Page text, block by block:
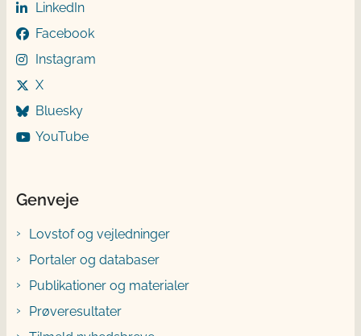
LinkedIn
Facebook
Instagram
X
Bluesky
YouTube
Genveje
Lovstof og vejledninger
Portaler og databaser
Publikationer og materialer
Prøveresultater